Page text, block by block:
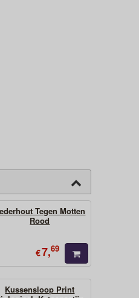
Tegen Motten
Rood
€7,69
Kussensloop Print